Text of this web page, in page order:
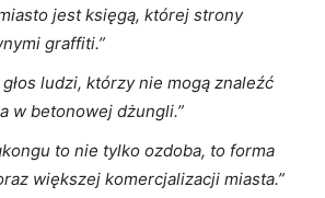
jest księgą, której strony
graffiti.”
ludzi, którzy nie mogą znaleźć
w ⁤betonowej dżungli.”
​to nie tylko ‍ozdoba,⁣ to forma
większej⁣ komercjalizacji ‍miasta.”